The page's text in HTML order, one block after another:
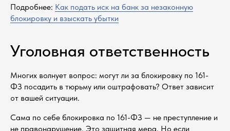
Подробнее: Как подать иск на банк за незаконную
блокировку и взыскать убытки
Уголовная ответственность
Многих волнует вопрос: могут ли за блокировку по 161-
ФЗ посадить в тюрьму или оштрафовать? Ответ зависит
от вашей ситуации.
Сама по себе блокировка по 161-ФЗ — не преступление и
не правонарушение. Это защитная мера. Но если
Оставьте заявку